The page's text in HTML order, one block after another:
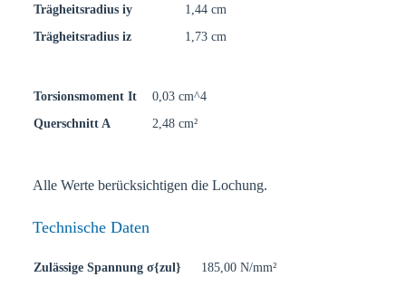
Trägheitsradius iy
1,44 cm
Trägheitsradius iz
1,73 cm
Torsionsmoment It
0,03 cm^4
Querschnitt A
2,48 cm²
Alle Werte berücksichtigen die Lochung.
Technische Daten
Zulässige Spannung σ{zul}
185,00 N/mm²